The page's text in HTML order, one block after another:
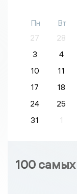
Пн Вт
27
28
3
4
10
11
17
18
24
25
31
1
100